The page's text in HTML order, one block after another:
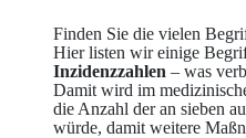
Finden Sie die vielen
Hier listen wir einige
Inzidenzzahlen – was
Damit wird im
die Anzahl der an sieben
würde, damit weitere